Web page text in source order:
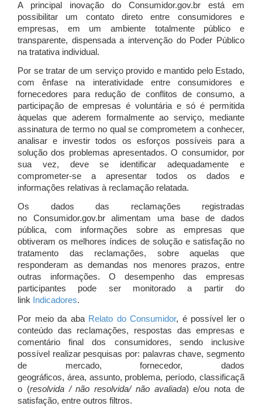
A principal inovação do Consumidor.gov.br está em
possibilitar um contato direto entre consumidores e
empresas, em um ambiente totalmente público e
transparente, dispensada a intervenção do Poder Público
na tratativa individual.
Por se tratar de um serviço provido e mantido pelo Estado,
com ênfase na interatividade entre consumidores e
fornecedores para redução de conflitos de consumo, a
participação de empresas é voluntária e só é permitida
àquelas que aderem formalmente ao serviço, mediante
assinatura de termo no qual se comprometem a conhecer,
analisar e investir todos os esforços possíveis para a
solução dos problemas apresentados. O consumidor, por
sua vez, deve se identificar adequadamente e
comprometer-se a apresentar todos os dados e
informações relativas à reclamação relatada.
Os dados das reclamações registradas
no Consumidor.gov.br alimentam uma base de dados
pública, com informações sobre as empresas que
obtiveram os melhores índices de solução e satisfação no
tratamento das reclamações, sobre aquelas que
responderam as demandas nos menores prazos, entre
outras informações. O desempenho das empresas
participantes pode ser monitorado a partir do
link Indicadores.
Por meio da aba Relato do Consumidor, é possível ler o
conteúdo das reclamações, respostas das empresas e
comentário final dos consumidores, sendo inclusive
possível realizar pesquisas por: palavras chave, segmento
de mercado, fornecedor, dados
geográficos, área, assunto, problema, período, classificaçã
o (resolvida / não resolvida/ não avaliada) e/ou nota de
satisfação, entre outros filtros.